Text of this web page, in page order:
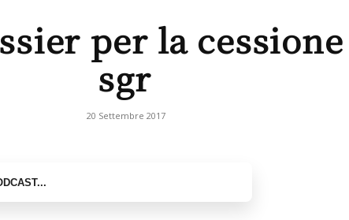
per la
sgr
20 Settembre 2017